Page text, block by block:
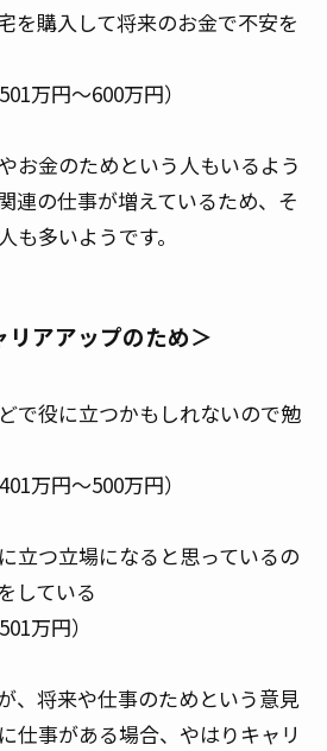
を購入して将来のお金で不安を
万円～600万円）
お金のためという人もいるよう
連の仕事が増えているため、そ
も多いようです。
アアップのため＞
で役に立つかもしれないので勉
万円～500万円）
立つ立場になると思っているの
している
万円）
、将来や仕事のためという意見
仕事がある場合、やはりキャリ